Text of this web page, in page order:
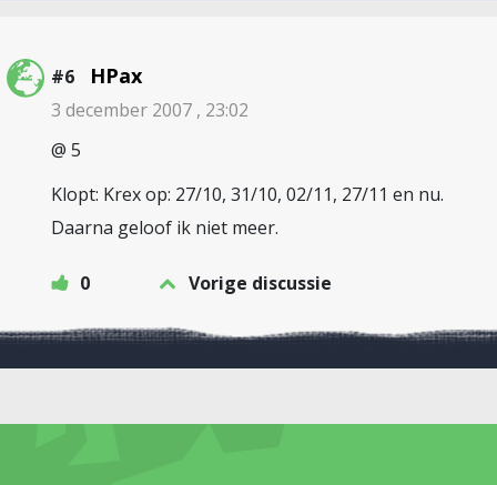
#6 HPax
3 december 2007 , 23:02
@ 5
Klopt: Krex op: 27/10, 31/10, 02/11, 27/11 en nu.
Daarna geloof ik niet meer.
0 Vorige discussie